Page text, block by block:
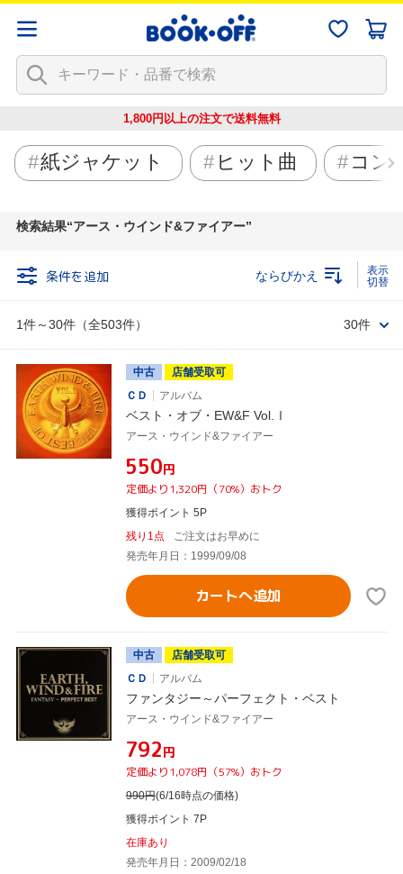
1,800円以上の注文で送料無料
紙ジャケット ヒット曲 コン
検索結果 アース・ウインド&ファイアー
条件を追加
1件～30件（全503件）
ならびかえ
30件
中古
店舗受取可
ＣＤ
アルバム
ベスト・オブ・EW&F Vol.Ⅰ
アース・ウインド&ファイアー
¥550円
定価より1,320円（70%）おトク
獲得ポイント 5P
残り1点
ご注文はお早めに
発売年月日：1999/09/08
カートへ追加
中古
店舗受取可
ＣＤ
アルバム
ファンタジー～パーフェクト・ベスト
アース・ウインド&ファイアー
¥792円
定価より1,078円（57%）おトク
990円(6/16時点の価格)
獲得ポイント 7P
在庫あり
発売年月日：2009/02/18